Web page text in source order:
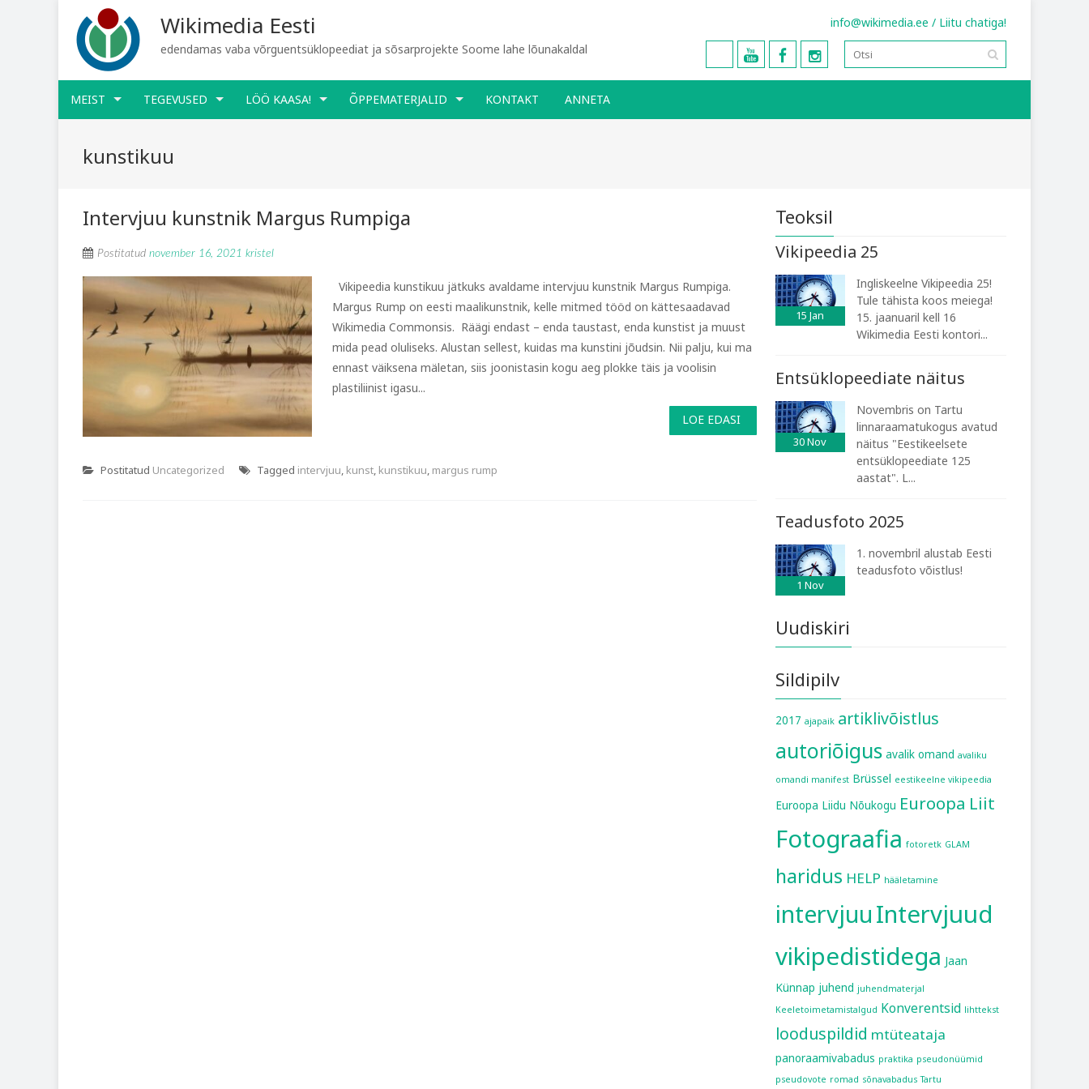
Wikimedia Eesti
edendamas vaba võrguentsüklopeediat ja sõsarprojekte Soome lahe lõunakaldal
info@wikimedia.ee / Liitu chatiga!
MEIST TEGEVUSED LÖÖ KAASA! ÕPPEMATERJALID KONTAKT ANNETA
kunstikuu
Intervjuu kunstnik Margus Rumpiga
Postitatud november 16, 2021 kristel
Vikipeedia kunstikuu jätkuks avaldame intervjuu kunstnik Margus Rumpiga.
Margus Rump on eesti maalikunstnik, kelle mitmed tööd on kättesaadavad
Wikimedia Commonsis. Räägi endast – enda taustast, enda kunstist ja muust
mida pead oluliseks. Alustan sellest, kuidas ma kunstini jõudsin. Nii palju, kui ma
ennast väiksena mäletan, siis joonistasin kogu aeg plokke täis ja voolisin
plastiliinist igasu...
LOE EDASI
Postitatud Uncategorized Tagged intervjuu, kunst, kunstikuu, margus rump
Teoksil
Vikipeedia 25
15 Jan
Ingliskeelne Vikipeedia 25!
Tule tähista koos meiega!
15. jaanuaril kell 16
Wikimedia Eesti kontori...
Entsüklopeediate näitus
30Nov
Novembris on Tartu
linnaraamatukogus avatud
näitus "Eestikeelsete
entsüklopeediate 125
aastat". L...
Teadusfoto 2025
1 Nov
1. novembril alustab Eesti
teadusfoto võistlus!
Uudiskiri
Sildipilv
2017 ajapaik artiklivõistlus
autoriõigus avalik omand avaliku
omandi manifest Brüssel eestikeelne vikipeedia
Euroopa Liidu Nõukogu Euroopa Liit
Fotograafia fotoretk GLAM
haridus HELP hääletamine
intervjuuIntervjuud
vikipedistidega Jaan
Künnap juhend juhendmaterjal
Keeletoimetamistalgud Konverentsid lihttekst
looduspildid mtüteataja
panoraamivabadus praktika pseudonüümid
pseudovote romad sõnavabadus Tartu